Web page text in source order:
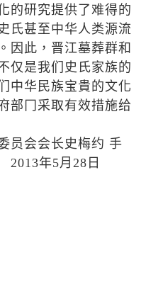
的研究提供了难得的
氏甚至中华人类源流
因此，晋江墓葬群和
仅是我们史氏家族的
中华民族宝貴的文化
部冂采取有效措施给
员会会长史梅约 手
年5月28日